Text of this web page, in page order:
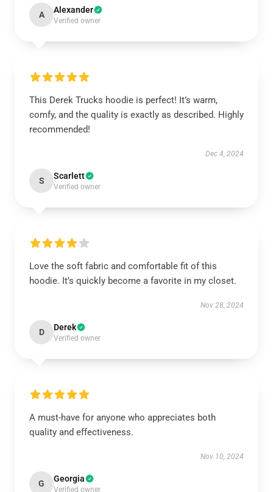
A Alexander
Verified owner
This Derek Trucks hoodie is perfect! It’s warm,
comfy, and the quality is exactly as described. Highly
recommended!
Dec 4, 2024
S Scarlett
Verified owner
Love the soft fabric and comfortable fit of this
hoodie. It’s quickly become a favorite in my closet.
Nov 28, 2024
D Derek
Verified owner
A must-have for anyone who appreciates both
quality and effectiveness.
Nov 10, 2024
G Georgia
Verified owner